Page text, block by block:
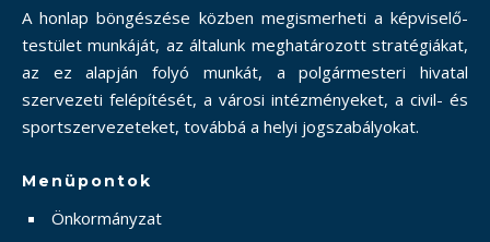
A honlap böngészése közben megismerheti a képviselő-
testület munkáját, az általunk meghatározott stratégiákat,
az ez alapján folyó munkát, a polgármesteri hivatal
szervezeti felépítését, a városi intézményeket, a civil- és
sportszervezeteket, továbbá a helyi jogszabályokat.
Menüpontok
Önkormányzat